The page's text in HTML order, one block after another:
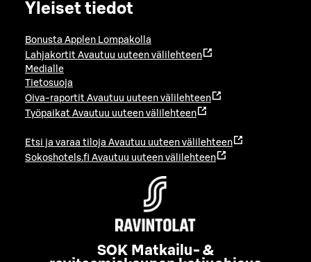
Yleiset tiedot
Bonusta Applen Lompakolla
Lahjakortit Avautuu uuteen välilehteen
Medialle
Tietosuoja
Oiva-raportit Avautuu uuteen välilehteen
Työpaikat Avautuu uuteen välilehteen
Etsi ja varaa tiloja Avautuu uuteen välilehteen
Sokoshotels.fi Avautuu uuteen välilehteen
SOK Matkailu- &